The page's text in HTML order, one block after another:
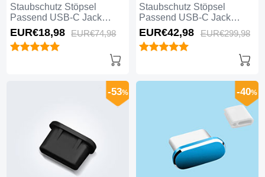
Staubschutz Stöpsel
Passend USB-C Jack
Type-C Universal 5PCS für
Apple iPhone 16 Weiß
EUR€18,98 EUR€74,98
Staubschutz Stöpsel
Passend USB-C Jack
Type-C Universal 20PCS
für Apple iPhone 16
Schwarz
EUR€42,98 EUR€299,98
-53% -40%